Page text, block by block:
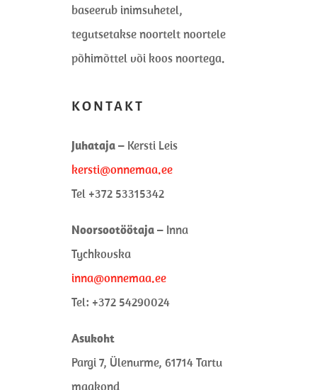
baseerub inimsuhetel,
tegutsetakse noortelt noortele
põhimõttel või koos noortega.
KONTAKT
Juhataja – Kersti Leis
kersti@onnemaa.ee
Tel +372 53315342
Noorsootöötaja – Inna
Tychkovska
inna@onnemaa.ee
Tel: +372 54290024
Asukoht
Pargi 7, Ülenurme, 61714 Tartu
maakond